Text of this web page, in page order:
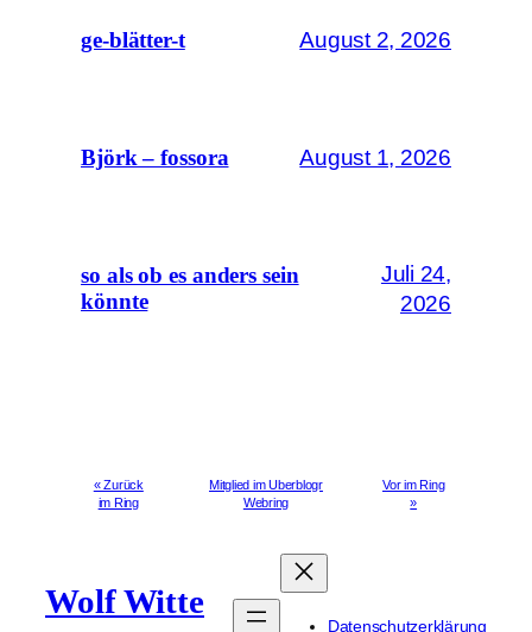
ge-blätter-t August 2, 2026
Björk – fossora August 1, 2026
so als ob es anders sein
könnte
Juli 24,
2026
« Zurück
im Ring
Mitglied im Uberblogr
Webring
Vor im Ring
»
Wolf Witte
Datenschutzerklärung